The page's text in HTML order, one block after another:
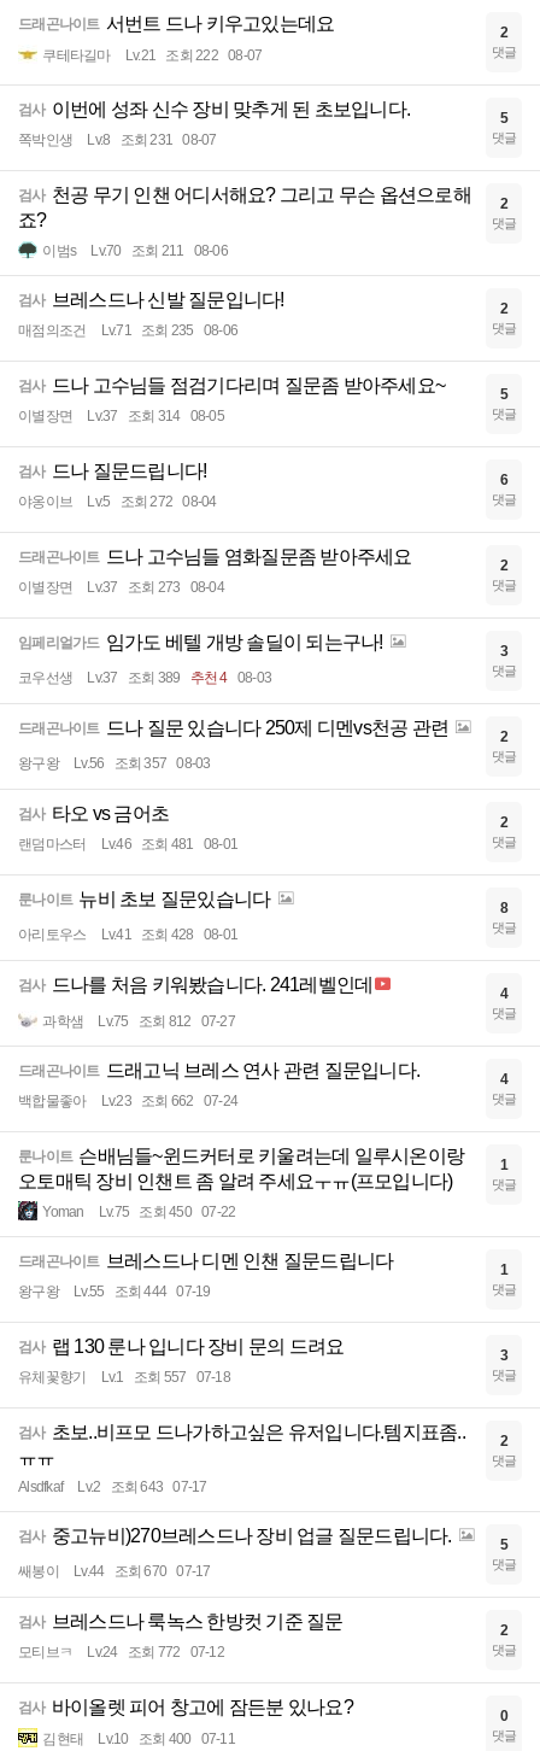
드래곤나이트 서번트 드나 키우고있는데요
쿠테타길마 Lv.21 조회 222 08-07
2
댓글
검사 이번에 성좌 신수 장비 맞추게 된 초보입니다.
쪽박인생 Lv.8 조회 231 08-07
5
댓글
검사 천공 무기 인챈 어디서해요? 그리고 무슨 옵션으로해
죠?
이범s Lv.70 조회 211 08-06
2
댓글
검사 브레스드나 신발 질문입니다!
매점의조건 Lv.71 조회 235 08-06
2
댓글
검사 드나 고수님들 점검기다리며 질문좀 받아주세요~
이별장면 Lv.37 조회 314 08-05
5
댓글
검사 드나 질문드립니다!
야옹이브 Lv.5 조회 272 08-04
6
댓글
드래곤나이트 드나 고수님들 염화질문좀 받아주세요
이별장면 Lv.37 조회 273 08-04
2
댓글
임페리얼가드 임가도 베텔 개방 솔딜이 되는구나!
코우선생 Lv.37 조회 389 추천 4 08-03
3
댓글
드래곤나이트 드나 질문 있습니다 250제 디멘vs천공 관련
왕구왕 Lv.56 조회 357 08-03
2
댓글
검사 타오 vs 금어초
랜덤마스터 Lv.46 조회 481 08-01
2
댓글
룬나이트 뉴비 초보 질문있습니다
아리토우스 Lv.41 조회 428 08-01
8
댓글
검사 드나를 처음 키워봤습니다. 241레벨인데
과학샘 Lv.75 조회 812 07-27
4
댓글
드래곤나이트 드래고닉 브레스 연사 관련 질문입니다.
백합물좋아 Lv.23 조회 662 07-24
4
댓글
룬나이트 슨배님들~윈드커터로 키울려는데 일루시온이랑
오토매틱 장비 인챈트 좀 알려 주세요ㅜㅠ(프모입니다)
Yoman Lv.75 조회 450 07-22
1
댓글
드래곤나이트 브레스드나 디멘 인챈 질문드립니다
왕구왕 Lv.55 조회 444 07-19
1
댓글
검사 랩 130 룬나 입니다 장비 문의 드려요
유체꽃향기 Lv.1 조회 557 07-18
3
댓글
검사 초보..비프모 드나가하고싶은 유저입니다.템지표좀..
ㅠㅠ
Alsdfkaf Lv.2 조회 643 07-17
2
댓글
검사 중고뉴비)270브레스드나 장비 업글 질문드립니다.
쌔봉이 Lv.44 조회 670 07-17
5
댓글
검사 브레스드나 룩녹스 한방컷 기준 질문
모티브ㅋ Lv.24 조회 772 07-12
2
댓글
검사 바이올렛 피어 창고에 잠든분 있나요?
김현태 Lv.10 조회 400 07-11
0
댓글